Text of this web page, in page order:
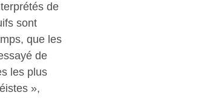
de
sont
que les
de
les plus
»,